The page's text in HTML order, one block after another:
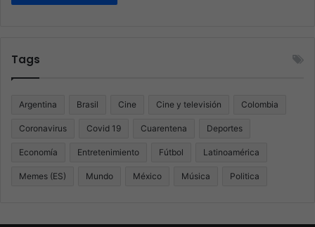
Tags
Argentina Brasil Cine Cine y televisión Colombia
Coronavirus Covid 19 Cuarentena Deportes
Economía Entretenimiento Fútbol Latinoamérica
Memes (ES) Mundo México Música Politica